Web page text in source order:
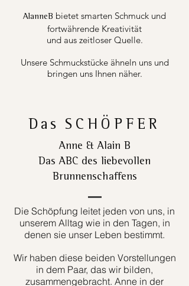
AlanneB bietet smarten Schmuck und
fortwährende Kreativität
und aus zeitloser Quelle.
Unsere Schmuckstücke ähneln uns und
bringen uns Ihnen näher.
Das SCHÖPFER
Anne & Alain B
Das ABC des liebevollen
Brunnenschaffens
Die Schöpfung leitet jeden von uns, in
unserem Alltag wie in den Tagen, in
denen sie unser Leben bestimmt.
Wir haben diese beiden Vorstellungen
in dem Paar, das wir bilden,
zusammengebracht. Anne in der